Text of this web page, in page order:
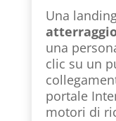
Una
una
clic su un
portale
motori di